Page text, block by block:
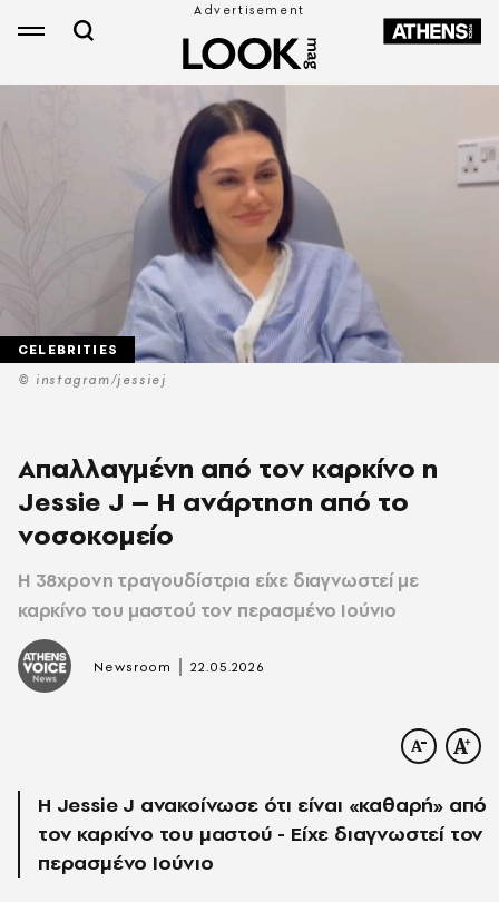
© instagram/jessiej
CELEBRITIES
Απαλλαγμένη από τον καρκίνο η
Jessie J – Η ανάρτηση από το
νοσοκομείο
Η 38χρονη τραγουδίστρια είχε διαγνωστεί με
καρκίνο του μαστού τον περασμένο Ιούνιο
Newsroom |22.05.2026
Η Jessie J ανακοίνωσε ότι είναι «καθαρή» από
τον καρκίνο του μαστού - Είχε διαγνωστεί τον
περασμένο Ιούνιο